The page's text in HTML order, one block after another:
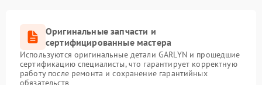
Оригинальные запчасти и
сертифицированные мастера
Используются оригинальные детали GARLYN и прошедшие
сертификацию специалисты, что гарантирует корректную
работу после ремонта и сохранение гарантийных
обязательств